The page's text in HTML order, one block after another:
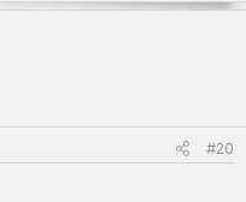
#20